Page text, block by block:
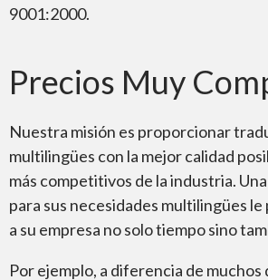
9001:2000.
Precios Muy
Nuestra misión es proporcionar
multilingües con la mejor calidad
más competitivos de la industria.
para sus necesidades multilingües
a su empresa no solo tiempo sino
Por ejemplo, a diferencia de muchos